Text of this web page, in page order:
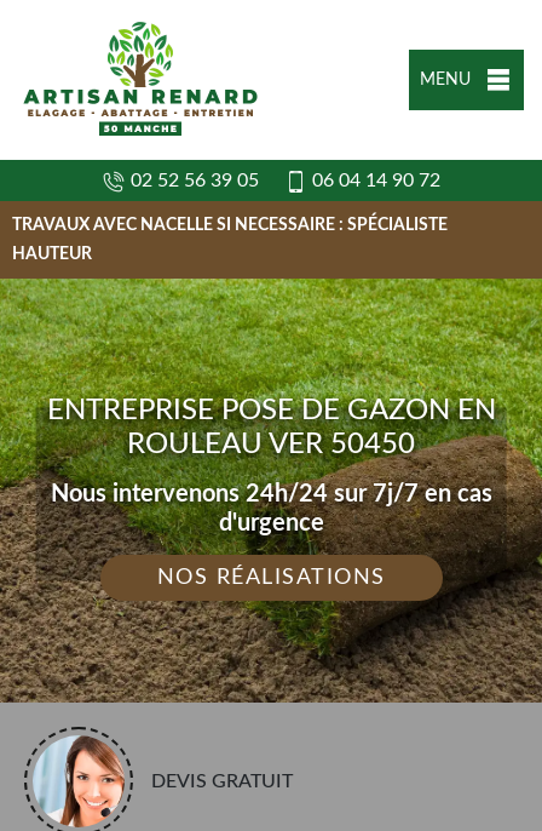
MENU
02 52 56 39 05 06 04 14 90 72
TRAVAUX AVEC NACELLE SI NECESSAIRE : SPÉCIALISTE
HAUTEUR
ENTREPRISE POSE DE GAZON EN
ROULEAU VER 50450
Nous intervenons 24h/24 sur 7j/7 en cas
d'urgence
NOS RÉALISATIONS
DEVIS GRATUIT